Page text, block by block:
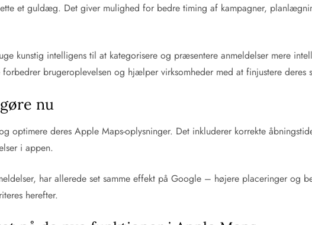
et guldæg. Det giver mulighed for bedre timing af kampagner,
kunstig intelligens til at kategorisere og præsentere anmeldelser mere
brugeroplevelsen og hjælper virksomheder med at finjustere deres
nu
optimere deres Apple Maps-oplysninger. Det inkluderer korrekte
i appen.
har allerede set samme effekt på Google – højere placeringer og
herefter.